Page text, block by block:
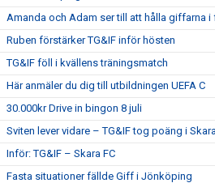
Amanda och Adam ser till att hålla giffarna i
Ruben förstärker TG&IF inför hösten
TG&IF föll i kvällens träningsmatch
Här anmäler du dig till utbildningen UEFA C
30.000kr Drive in bingon 8 juli
Sviten lever vidare – TG&IF tog poäng i
Inför: TG&IF – Skara FC
Fasta situationer fällde Giff i Jönköping